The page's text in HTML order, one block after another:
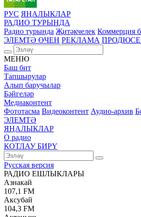
РУС ЯҢАЛЫКЛАР
РАДИО ТУРЫНДА
Радио турында Җитәкчелек Коммерция
ЭЛЕМТӘ ӨЧЕН РЕКЛАМА
МЕНЮ
Баш бит
Тапшырулар
Алып баручылар
Бәйгеләр
Медиаконтент
Фототасма Видеоконтент Аудио-архив
ЭЛЕМТӘ
ЯҢАЛЫКЛАР
О радио
КОТЛАУ БИРҮ
Русская версия
РАДИО ЕШЛЫКЛАРЫ
Азнакай
107,1 FM
Аксубай
104,3 FM